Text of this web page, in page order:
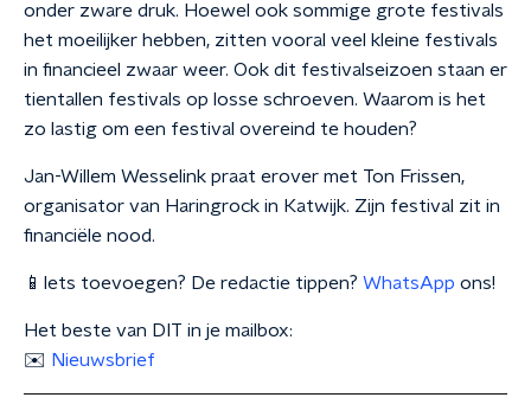
onder zware druk. Hoewel ook sommige grote festivals
het moeilijker hebben, zitten vooral veel kleine festivals
in financieel zwaar weer. Ook dit festivalseizoen staan er
tientallen festivals op losse schroeven. Waarom is het
zo lastig om een festival overeind te houden?
Jan-Willem Wesselink praat erover met Ton Frissen,
organisator van Haringrock in Katwijk. Zijn festival zit in
financiële nood.
📱Iets toevoegen? De redactie tippen? WhatsApp ons!
Het beste van DIT in je mailbox:
✉️ Nieuwsbrief